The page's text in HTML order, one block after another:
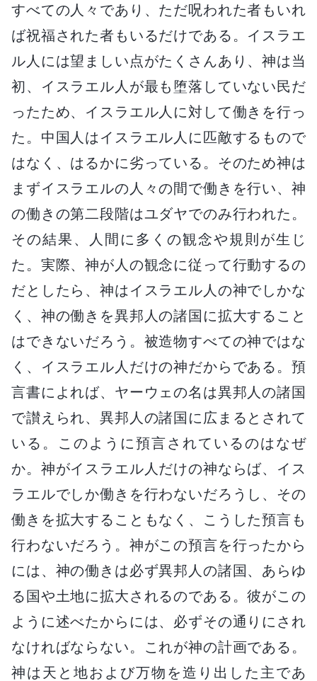
すべての人々であり、ただ呪われた者もいれ
ば祝福された者もいるだけである。イスラエ
ル人には望ましい点がたくさんあり、神は当
初、イスラエル人が最も堕落していない民だ
ったため、イスラエル人に対して働きを行っ
た。中国人はイスラエル人に匹敵するもので
はなく、はるかに劣っている。そのため神は
まずイスラエルの人々の間で働きを行い、神
の働きの第二段階はユダヤでのみ行われた。
その結果、人間に多くの観念や規則が生じ
た。実際、神が人の観念に従って行動するの
だとしたら、神はイスラエル人の神でしかな
く、神の働きを異邦人の諸国に拡大すること
はできないだろう。被造物すべての神ではな
く、イスラエル人だけの神だからである。預
言書によれば、ヤーウェの名は異邦人の諸国
で讃えられ、異邦人の諸国に広まるとされて
いる。このように預言されているのはなぜ
か。神がイスラエル人だけの神ならば、イス
ラエルでしか働きを行わないだろうし、その
働きを拡大することもなく、こうした預言も
行わないだろう。神がこの預言を行ったから
には、神の働きは必ず異邦人の諸国、あらゆ
る国や土地に拡大されるのである。彼がこの
ように述べたからには、必ずその通りにされ
なければならない。これが神の計画である。
神は天と地および万物を造り出した主であ